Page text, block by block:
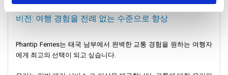
비전: 여행 경험을 전례 없는 수준으로 향상
Phantip Ferries는 태국 남부에서 완벽한 교통 경험을 원하는 여행자
에게 최고의 선택이 되고 싶습니다.